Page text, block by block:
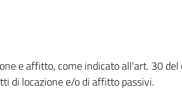
e affitto, come indicato all'art. 30
di locazione e/o di affitto passivi.